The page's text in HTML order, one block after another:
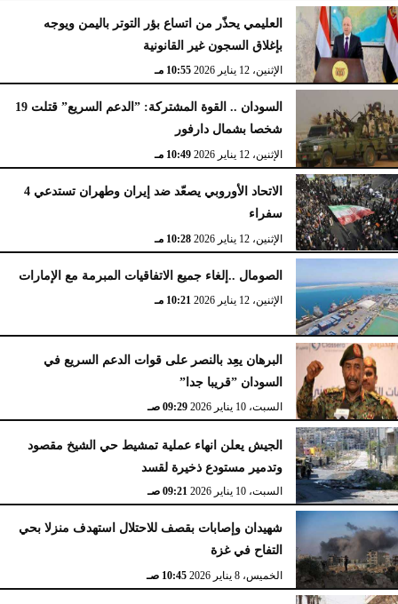
العليمي يحذّر من اتساع بؤر التوتر باليمن ويوجه
بإغلاق السجون غير القانونية
الإثنين، 12 يناير 2026 10:55 مـ
السودان .. القوة المشتركة: ”الدعم السريع” قتلت 19
شخصا بشمال دارفور
الإثنين، 12 يناير 2026 10:49 مـ
الاتحاد الأوروبي يصعّد ضد إيران وطهران تستدعي 4
سفراء
الإثنين، 12 يناير 2026 10:28 مـ
الصومال ..إلغاء جميع الاتفاقيات المبرمة مع الإمارات
الإثنين، 12 يناير 2026 10:21 مـ
البرهان يعِد بالنصر على قوات الدعم السريع في
السودان ”قريبا جدا”
السبت، 10 يناير 2026 09:29 صـ
الجيش يعلن انهاء عملية تمشيط حي الشيخ مقصود
وتدمير مستودع ذخيرة لقسد
السبت، 10 يناير 2026 09:21 صـ
شهيدان وإصابات بقصف للاحتلال استهدف منزلا بحي
التفاح في غزة
الخميس، 8 يناير 2026 10:45 صـ